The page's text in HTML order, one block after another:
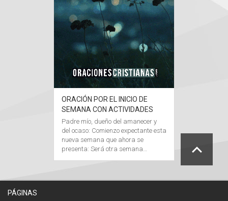
ORACIÓN POR EL INICIO DE
SEMANA CON ACTIVIDADES
Padre mío, dueño del amanecer y
del ocaso: Comienzo expectante esta
nueva semana que ahora se
presenta: Será otra semana…
PÁGINAS